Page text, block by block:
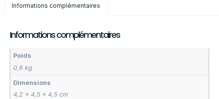
Informations complémentaires
Informations complémentaires
Poids
0,6 kg
Dimensions
4,2 × 4,5 × 4,5 cm